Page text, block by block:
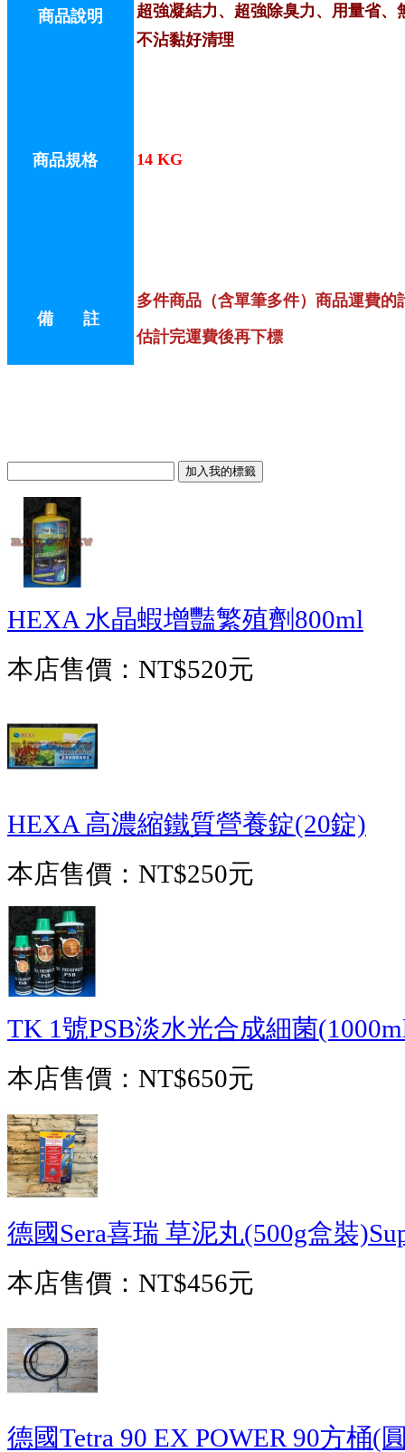
商品說明
超強凝結力、 超強除臭力、 用量省、
不沾黏好清理
商品規格 14 KG
備 註
多件商品（含單筆多件）商品運費的
估計完運費後再下標
HEXA 水晶蝦增豔繁殖劑800ml
本店售價： NT$520元
HEXA 高濃縮鐵質營養錠(20錠)
本店售價： NT$250元
TK 1號PSB淡水光合成細菌
本店售價： NT$650元
德國Sera喜瑞 草泥丸(500g盒裝
本店售價： NT$456元
德國Tetra 90 EX POWER 90方桶(